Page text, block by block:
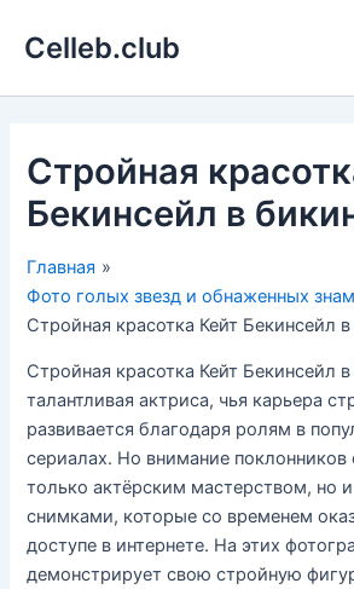
Celleb.club
Стройная
Бекинсейл в
Главная
Фото голых звезд и обнаженных
Стройная красотка Кейт Бекинсейл
Стройная красотка Кейт Бекинсейл
талантливая актриса, чья карьера
развивается благодаря ролям в
сериалах. Но внимание поклонников
только актёрским мастерством, но
снимками, которые со временем
доступе в интернете. На этих
демонстрирует свою стройную